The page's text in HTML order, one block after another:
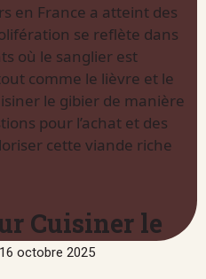
octobre 2025
en France a atteint des
se reflète dans
où le sanglier est
comme le lièvre et le
le gibier de manière
pour l’achat et des
cette viande riche
Cuisiner le